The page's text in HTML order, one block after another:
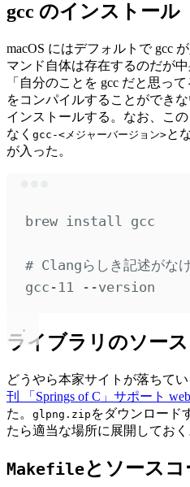
gcc のインストール
macOS にはデフォルトで gcc
マンド自体は存在するのだが中
「自分のことを gcc だと思っ
をコンパイルすることができ
インストールする。なお、こ
なく gcc-<メジャーバージョン>と
が入った。
brew install gcc
# Clangらしき記述がな
gcc-11
--version
ライブラリのソー
どうやら本家サイトが落ちてい
刊 「Springs of C」サポート
た。 glpng.zip をダウンロード
たら適当な場所に展開しておく
Makefileとソース